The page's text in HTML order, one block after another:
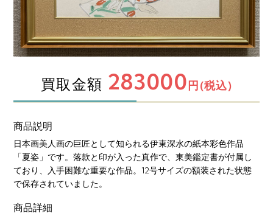
買取金額 283000円(税込)
商品説明
日本画美人画の巨匠として知られる伊東深水の紙本彩色作品
「夏姿」です。落款と印が入った真作で、東美鑑定書が付属し
ており、入手困難な重要な作品。12号サイズの額装された状態
で保存されていました。
商品詳細